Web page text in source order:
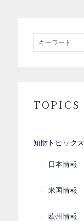
TOPICS
知財トピックス
日本情報
米国情報
欧州情報